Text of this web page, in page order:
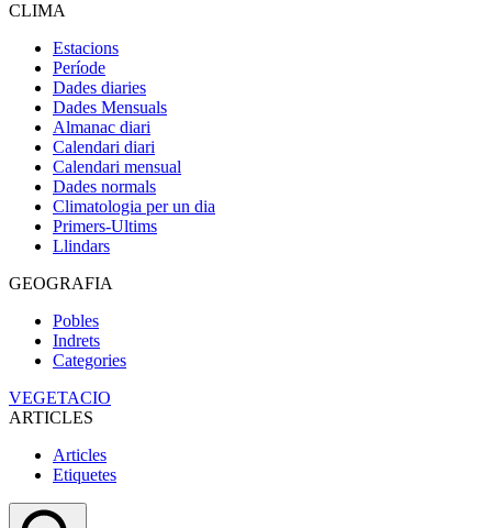
CLIMA
Estacions
Període
Dades diaries
Dades Mensuals
Almanac diari
Calendari diari
Calendari mensual
Dades normals
Climatologia per un dia
Primers-Ultims
Llindars
GEOGRAFIA
Pobles
Indrets
Categories
VEGETACIO
ARTICLES
Articles
Etiquetes